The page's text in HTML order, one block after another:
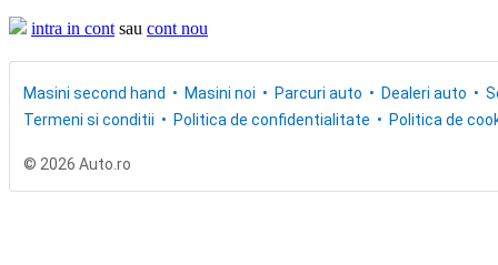
intra in cont sau cont nou
Masini second hand Masini noi Parcuri auto Dealeri auto
Termeni si conditii
Politica de confidentialitate Politica de
© 2026 Auto.ro